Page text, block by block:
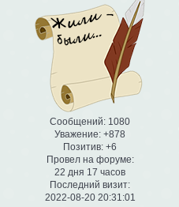
Сообщений: 1080
Уважение: +878
Позитив: +6
Провел на форуме:
22 дня 17 часов
Последний визит:
2022-08-20 20:31:01